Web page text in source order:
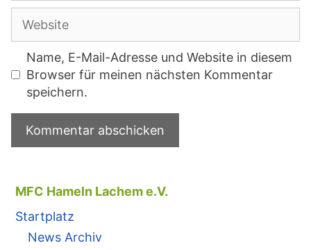
Adresse
Name, E-Mail-Adresse und Website in diesem
Browser für meinen nächsten Kommentar
speichern.
MFC Hameln Lachem e.V.
Startplatz
News Archiv